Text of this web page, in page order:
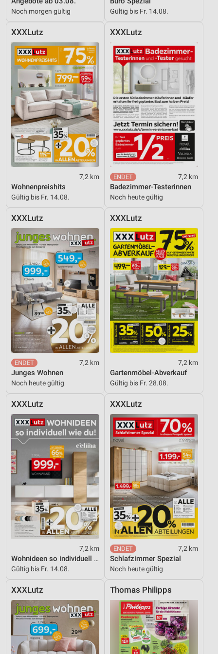
Noch morgen gültig Gültig bis Fr. 14.08.
XXXLutz
7,2 km
Wohnenpreishits
Gültig bis Fr. 14.08.
XXXLutz
7,2 km
Badezimmer-Testerinnen
Noch heute gültig
XXXLutz
7,2 km
Junges Wohnen
Noch heute gültig
XXXLutz
7,2 km
Gartenmöbel-Abverkauf
Gültig bis Fr. 28.08.
XXXLutz
7,2 km
Wohnideen so individuell wie du!
Gültig bis Fr. 14.08.
XXXLutz
7,2 km
Schlafzimmer Spezial
Noch heute gültig
XXXLutz Thomas Philipps
Inhalten
Verwendung genauer Standortdaten
Geräte anhand von aktiv angeforderten
Informationen identifizieren
Nicht-IAB-Verarbeitungszwecke:
Notwendig
Performance
Funktional
Werbung